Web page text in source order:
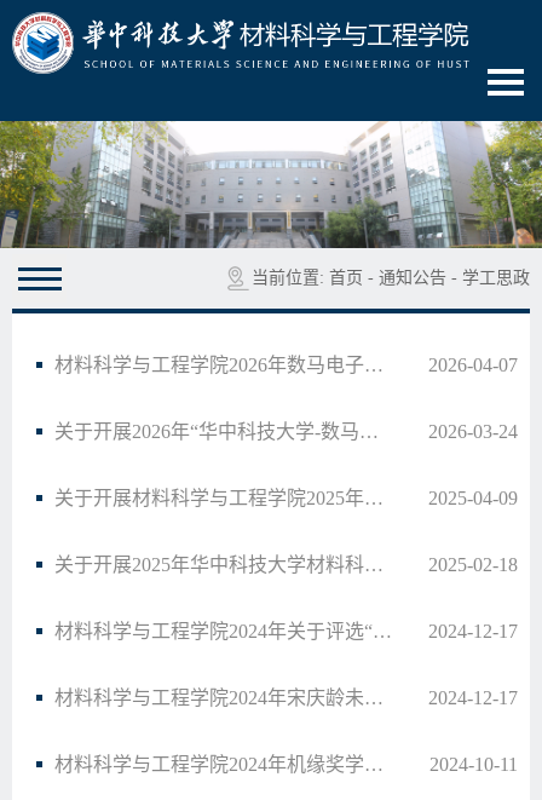
当前位置: 首页 - 通知公告 - 学工思政
材料科学与工程学院2026年数马电子奖学金拟获评名单公示 2026-04-07
关于开展2026年“华中科技大学-数马电子奖学金”评选工作的通知 2026-03-24
关于开展材料科学与工程学院2025年春季学期一年级本科生奖学金评选的通知 2025-04-09
关于开展2025年华中科技大学材料科学与工程学院青年马克思主义者培养学校培养班本科生学… 2025-02-18
材料科学与工程学院2024年关于评选“勤奋励志助学金”的通知 2024-12-17
材料科学与工程学院2024年宋庆龄未来助学金评选工作通知 2024-12-17
材料科学与工程学院2024年机缘奖学金评选通知 2024-10-11